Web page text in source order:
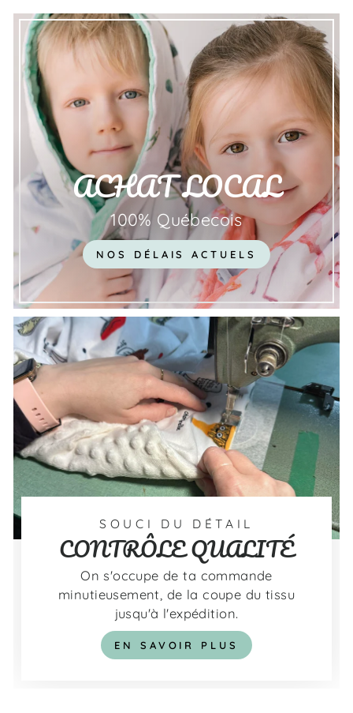
ACHAT LOCAL
100% Québecois
NOS DÉLAIS ACTUELS
SOUCI DU DÉTAIL
CONTRÔLE QUALITÉ
On s'occupe de ta commande
minutieusement, de la coupe du tissu
jusqu'à l'expédition.
EN SAVOIR PLUS